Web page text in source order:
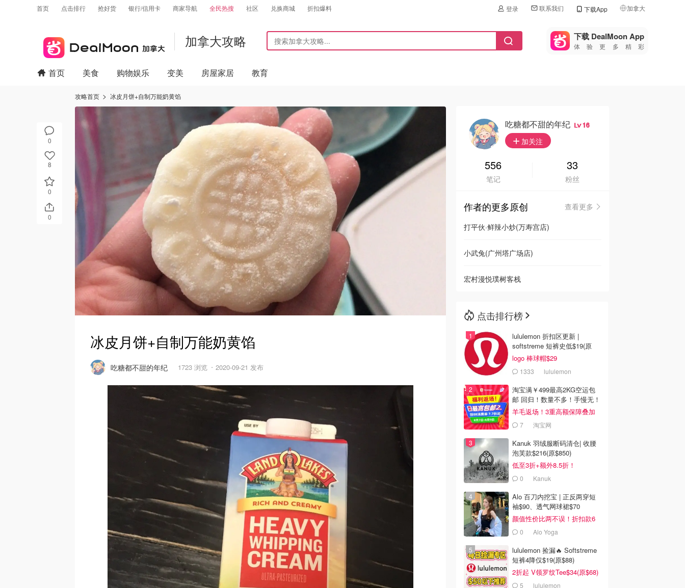
首页 点击排行 抢好货 银行/信用卡 商家导航 全民热搜 社区 兑换商城 折扣爆料 登录 联系我们 下载App 加拿大
🇺🇸
美国
🇨🇳中国
🇩🇪德国
🇮🇹
🇦🇺
🇳🇿新西兰
加拿大攻略 下载 DealMoon App
体验更多精彩
0
8
0
0
首页 美食 购物娱乐 变美 房屋家居 教育
攻略首页 冰皮月饼+自制万能奶黄馅
冰皮月饼+自制万能奶黄馅
吃糖都不甜的年纪 1723 浏览 2020-09-21 发布
吃糖都不甜的年纪 16
加关注
556
笔记
33
粉丝
作者的更多原创
查看更多
打平伙·鲜辣小炒(万寿宫店)
小武兔(广州塔广场店)
宏村漫悦璞树客栈
点击排行榜
lululemon 折扣区更新 |
softstreme 短裤史低$19(原
$88)
logo 棒球帽$29
1333 lululemon
淘宝满￥499最高2KG空运包
邮 回归！数量不多！手慢无！
羊毛返场！3重高额保障叠加
7 淘宝网
Kanuk 羽绒服断码清仓| 收腰
泡芙款$216(原$850)
低至3折+额外8.5折！
0 Kanuk
Alo 百刀内挖宝 | 正反两穿短
袖$90、透气网球裙$70
颜值性价比两不误！折扣款6
折起0 Alo Yoga
lululemon 捡漏🔥 Softstreme
短裤4降仅$19(原$88)
2折起 V领罗纹Tee$34(原$68)
5 lululemon